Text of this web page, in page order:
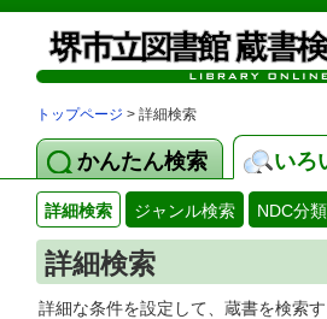
トップページ > 詳細検索
かんたん検索 いろ
詳細検索 ジャンル検索 NDC分
詳細検索
詳細な条件を設定して、蔵書を検索す